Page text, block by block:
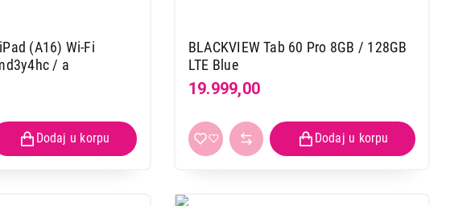
(A16) Wi-Fi
/ a
BLACKVIEW Tab 60 Pro 8GB / 128GB
LTE Blue
19.999,00